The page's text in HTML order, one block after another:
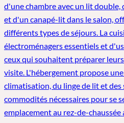
d'une chambre avec un lit double,
et d'un canapé-lit dans le salon,
différents types de séjours. La
électroménagers essentiels et
ceux qui souhaitent préparer
visite. L'hébergement propose
climatisation, du linge de lit et
commodités nécessaires pour se
emplacement au rez-de-chaussée